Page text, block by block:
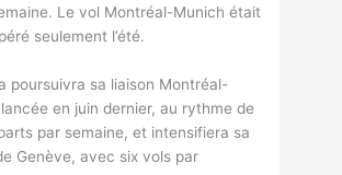
Le vol Montréal-Munich était
seulement l’été.
poursuivra sa liaison Montréal-
en juin dernier, au rythme de
par semaine, et intensifiera sa
Genève, avec six vols par